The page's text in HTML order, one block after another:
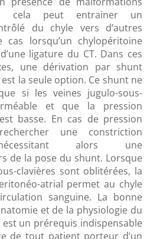
cela peut entrainer un
du chyle vers d’autres
cas lorsqu’un chylopéritoine
ligature du CT. Dans ces
une dérivation par shunt
la seule option. Ce shunt ne
si les veines jugulo-sous-
et que la pression
basse. En cas de pression
une constriction
alors une
de la pose du shunt. Lorsque
clavières sont oblitérées, la
atrial permet au chyle
sanguine. La bonne
et de la physiologie du
un prérequis indispensable
de tout patient porteur d’un